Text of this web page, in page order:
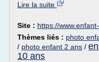
Lire la suite
Site : https://
Thèmes liés : photo
/ photo enfant 2 ans /
10 ans